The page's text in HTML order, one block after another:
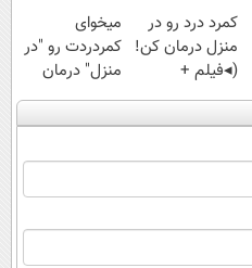
کمرد درد رو در
منزل درمان کن!
(◂فیلم +
پرسش‌نامه)
میخوای
کمردردت رو "در
منزل" درمان
کنی؟ (◂فیلم +
◂پرسش‌نامه)